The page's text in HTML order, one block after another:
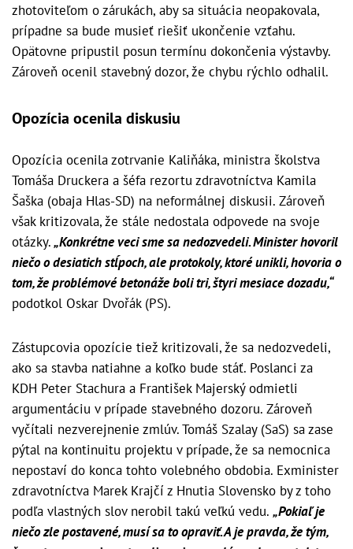
zhotoviteľom o zárukách, aby sa situácia neopakovala,
prípadne sa bude musieť riešiť ukončenie vzťahu.
Opätovne pripustil posun termínu dokončenia výstavby.
Zároveň ocenil stavebný dozor, že chybu rýchlo odhalil.
Opozícia ocenila diskusiu
Opozícia ocenila zotrvanie Kaliňáka, ministra školstva
Tomáša Druckera a šéfa rezortu zdravotníctva Kamila
Šaška (obaja Hlas-SD) na neformálnej diskusii. Zároveň
však kritizovala, že stále nedostala odpovede na svoje
otázky.„Konkrétne veci sme sa nedozvedeli. Minister hovoril
niečo o desiatich stĺpoch, ale protokoly, ktoré unikli, hovoria o
tom, že problémové betonáže boli tri, štyri mesiace dozadu,“
podotkol Oskar Dvořák (PS).
Zástupcovia opozície tiež kritizovali, že sa nedozvedeli,
ako sa stavba natiahne a koľko bude stáť. Poslanci za
KDH Peter Stachura a František Majerský odmietli
argumentáciu v prípade stavebného dozoru. Zároveň
vyčítali nezverejnenie zmlúv. Tomáš Szalay (SaS) sa zase
pýtal na kontinuitu projektu v prípade, že sa nemocnica
nepostaví do konca tohto volebného obdobia. Exminister
zdravotníctva Marek Krajčí z Hnutia Slovensko by z toho
podľa vlastných slov nerobil takú veľkú vedu. „Pokiaľ je
niečo zle postavené, musí sa to opraviť. A je pravda, že tým,